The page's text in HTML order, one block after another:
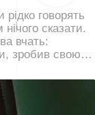
рідко говорять
сказати.
вчать:
зробив свою…